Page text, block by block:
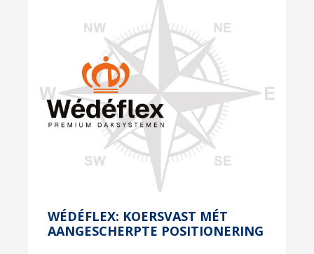
WÉDÉFLEX: KOERSVAST MÉT
AANGESCHERPTE POSITIONERING